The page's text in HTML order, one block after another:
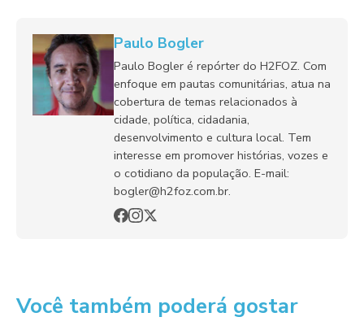
Paulo Bogler
Paulo Bogler é repórter do H2FOZ. Com
enfoque em pautas comunitárias, atua na
cobertura de temas relacionados à
cidade, política, cidadania,
desenvolvimento e cultura local. Tem
interesse em promover histórias, vozes e
o cotidiano da população. E-mail:
bogler@h2foz.com.br.
Você também poderá gostar